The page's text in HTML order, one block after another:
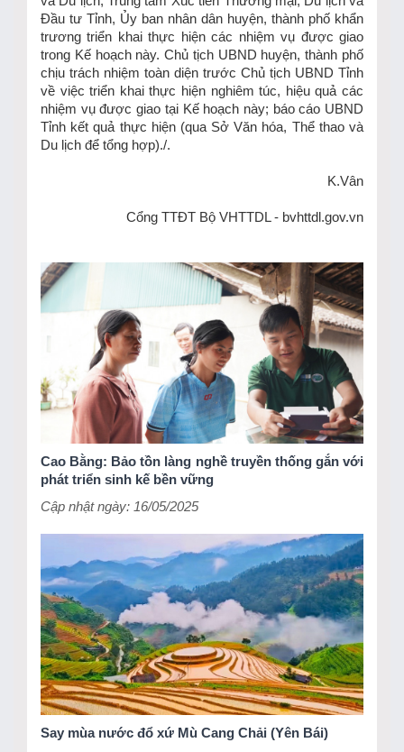
Đầu tư Tỉnh, Ủy ban nhân dân huyện, thành phố khẩn
trương triển khai thực hiện các nhiệm vụ được giao
trong Kế hoạch này. Chủ tịch UBND huyện, thành phố
chịu trách nhiệm toàn diện trước Chủ tịch UBND Tỉnh
về việc triển khai thực hiện nghiêm túc, hiệu quả các
nhiệm vụ được giao tại Kế hoạch này; báo cáo UBND
Tỉnh kết quả thực hiện (qua Sở Văn hóa, Thể thao và
Du lịch để tổng hợp)./.
K.Vân
Cổng TTĐT Bộ VHTTDL - bvhttdl.gov.vn
TIN KHÁC
Cao Bằng: Bảo tồn làng nghề truyền thống gắn với
phát triển sinh kế bền vững
Cập nhật ngày: 16/05/2025
Say mùa nước đổ xứ Mù Cang Chải (Yên Bái)